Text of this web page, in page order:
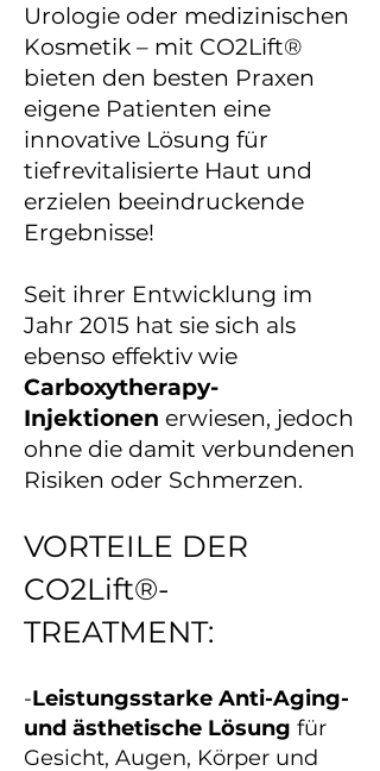
Urologie oder medizinischen
Kosmetik – mit CO2Lift®
bieten den besten Praxen
eigene Patienten eine
innovative Lösung für
tiefrevitalisierte Haut und
erzielen beeindruckende
Ergebnisse!
Seit ihrer Entwicklung im
Jahr 2015 hat sie sich als
ebenso effektiv wie
Carboxytherapy-
Injektionen erwiesen, jedoch
ohne die damit verbundenen
Risiken oder Schmerzen.
VORTEILE DER
CO2Lift®-
TREATMENT:
-Leistungsstarke Anti-Aging-
und ästhetische Lösung für
Gesicht, Augen, Körper und